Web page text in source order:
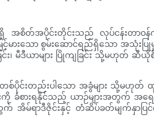
ရှိ အစိတ်အပိုင်းတိုင်းသည် လုပ်ငန်းတာဝန်ကို
သော စွမ်းဆောင်ရည်ရှိသော အသုံးပြုမှု
မီဒီယာများ ပြိုကျခြင်း သို့မဟုတ် ဆီ
တစ်ပိုင်းတည်းပါသော အခွံများ သို့မဟု
ားကို ခံစားရနိုင်သည့် ယာဉ်များအတွက် အရ
က် အိမ်ရာဒီဇိုင်းနှင့် တံဆိပ်ခတ်မျက်နှာပ